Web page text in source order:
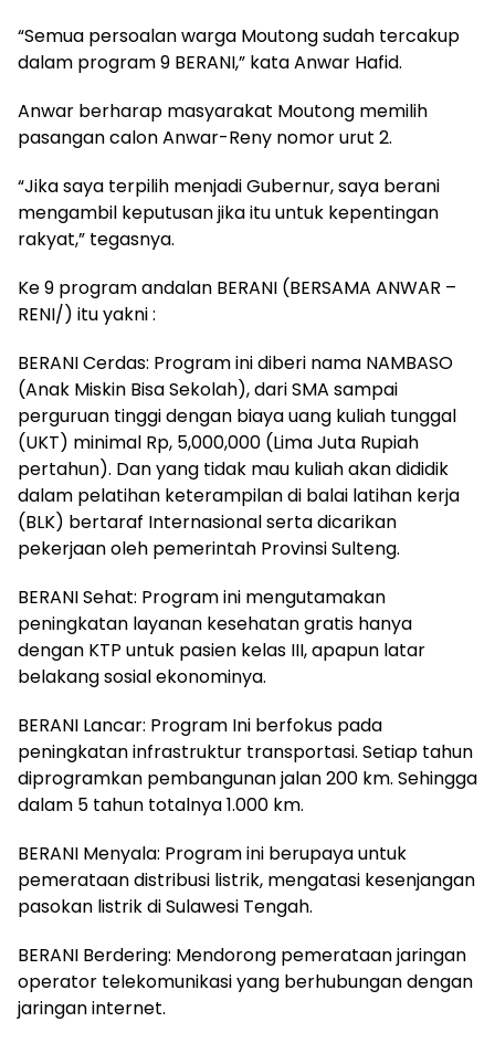
“Semua persoalan warga Moutong sudah tercakup
dalam program 9 BERANI,” kata Anwar Hafid.
Anwar berharap masyarakat Moutong memilih
pasangan calon Anwar-Reny nomor urut 2.
“Jika saya terpilih menjadi Gubernur, saya berani
mengambil keputusan jika itu untuk kepentingan
rakyat,” tegasnya.
Ke 9 program andalan BERANI (BERSAMA ANWAR –
RENI/) itu yakni :
BERANI Cerdas: Program ini diberi nama NAMBASO
(Anak Miskin Bisa Sekolah), dari SMA sampai
perguruan tinggi dengan biaya uang kuliah tunggal
(UKT) minimal Rp, 5,000,000 (Lima Juta Rupiah
pertahun). Dan yang tidak mau kuliah akan dididik
dalam pelatihan keterampilan di balai latihan kerja
(BLK) bertaraf Internasional serta dicarikan
pekerjaan oleh pemerintah Provinsi Sulteng.
BERANI Sehat: Program ini mengutamakan
peningkatan layanan kesehatan gratis hanya
dengan KTP untuk pasien kelas III, apapun latar
belakang sosial ekonominya.
BERANI Lancar: Program Ini berfokus pada
peningkatan infrastruktur transportasi. Setiap tahun
diprogramkan pembangunan jalan 200 km. Sehingga
dalam 5 tahun totalnya 1.000 km.
BERANI Menyala: Program ini berupaya untuk
pemerataan distribusi listrik, mengatasi kesenjangan
pasokan listrik di Sulawesi Tengah.
BERANI Berdering: Mendorong pemerataan jaringan
operator telekomunikasi yang berhubungan dengan
jaringan internet.